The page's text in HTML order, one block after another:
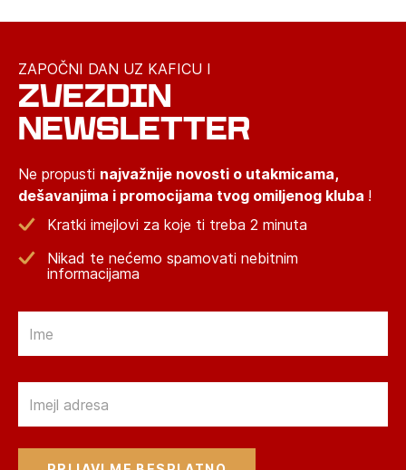
ZAPOČNI DAN UZ KAFICU I
ZVEZDIN
NEWSLETTER
Ne propusti najvažnije novosti o utakmicama,
dešavanjima i promocijama tvog omiljenog kluba !
Kratki imejlovi za koje ti treba 2 minuta
Nikad te nećemo spamovati nebitnim
informacijama